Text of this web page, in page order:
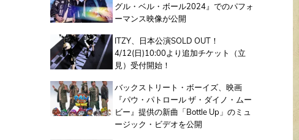
グル・ベル・ボール2024』でのパフォ
ーマンス映像が公開
ITZY、日本公演SOLD OUT！
4/12(日)10:00より追加チケット（立
見）受付開始！
バックストリート・ボーイズ、映画
『パウ・パトロール ザ・ダイノ・ムー
ビー』提供の新曲「Bottle Up」のミュ
ージック・ビデオを公開